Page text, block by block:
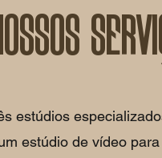
estúdios
estúdio de vídeo